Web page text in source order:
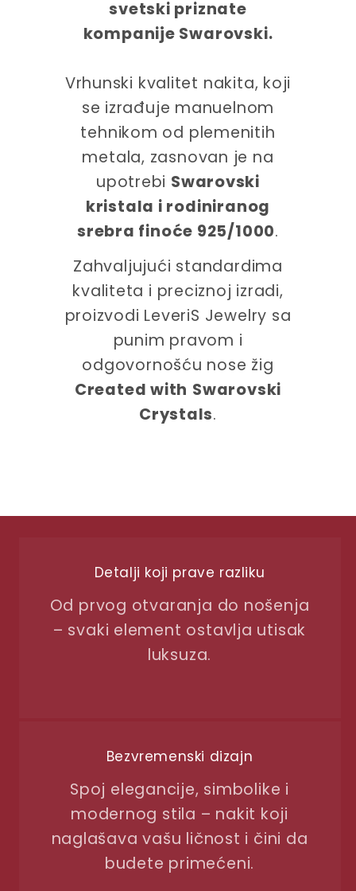
svetski priznate
kompanije Swarovski.
Vrhunski kvalitet nakita, koji
se izrađuje manuelnom
tehnikom od plemenitih
metala, zasnovan je na
upotrebi Swarovski
kristala i rodiniranog
srebra finoće 925/1000.
Zahvaljujući standardima
kvaliteta i preciznoj izradi,
proizvodi LeveriS Jewelry sa
punim pravom i
odgovornošću nose žig
Created with Swarovski
Crystals.
Detalji koji prave razliku
Od prvog otvaranja do nošenja
– svaki element ostavlja utisak
luksuza.
Bezvremenski dizajn
Spoj elegancije, simbolike i
modernog stila – nakit koji
naglašava vašu ličnost i čini da
budete primećeni.